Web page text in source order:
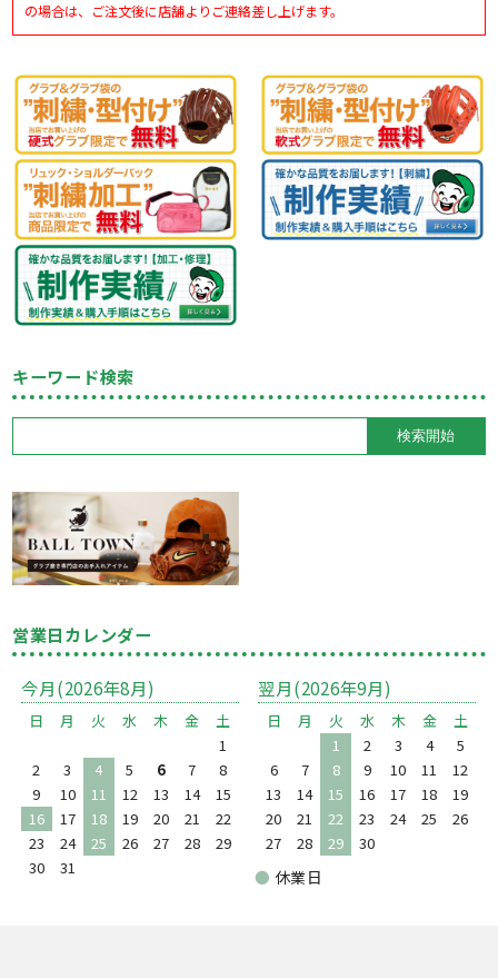
の場合は、ご注文後に店舗よりご連絡差し上げます。
キーワード検索
営業日カレンダー
今月(2026年8月)
日 月 火 水 木 金
土
1
2
3 4 5 6 7
8
9
10 11 12 13 14
15
16
17 18 19 20 21
22
23
24 25 26 27 28
29
30
31
翌月(2026年9月)
日 月 火 水 木 金
土
1
2 3 4
5
6
7 8 9 10 11
12
13
14 15 16 17 18
19
20
21 22 23 24 25
26
27
28 29 30
● 休業日